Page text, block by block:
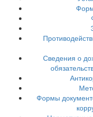
Сведения о
Формы